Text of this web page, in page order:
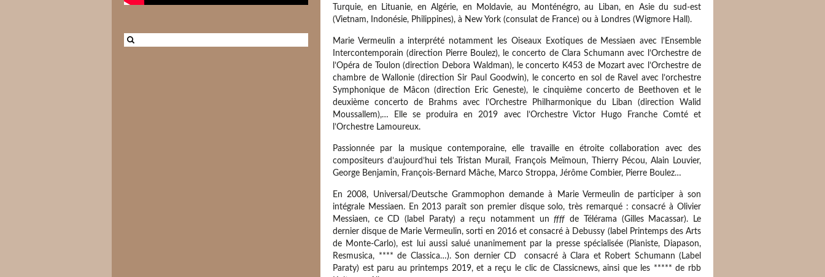
Turquie, en Lituanie, en Algérie, en Moldavie, au Monténégro, au Liban, en Asie du sud-est
(Vietnam, Indonésie, Philippines), à New York (consulat de France) ou à Londres (Wigmore Hall).
Marie Vermeulin a interprété notamment les Oiseaux Exotiques de Messiaen avec l’Ensemble
Intercontemporain (direction Pierre Boulez), le concerto de Clara Schumann avec l’Orchestre de
l’Opéra de Toulon (direction Debora Waldman), le concerto K453 de Mozart avec l’Orchestre de
chambre de Wallonie (direction Sir Paul Goodwin), le concerto en sol de Ravel avec l’orchestre
Symphonique de Mâcon (direction Eric Geneste), le cinquième concerto de Beethoven et le
deuxième concerto de Brahms avec l’Orchestre Philharmonique du Liban (direction Walid
Moussallem),… Elle se produira en 2019 avec l’Orchestre Victor Hugo Franche Comté et
l’Orchestre Lamoureux.
Passionnée par la musique contemporaine, elle travaille en étroite collaboration avec des
compositeurs d’aujourd’hui tels Tristan Murail, François Meïmoun, Thierry Pécou, Alain Louvier,
George Benjamin, François-Bernard Mâche, Marco Stroppa, Jérôme Combier, Pierre Boulez…
En 2008, Universal/Deutsche Grammophon demande à Marie Vermeulin de participer à son
intégrale Messiaen. En 2013 paraît son premier disque solo, très remarqué : consacré à Olivier
Messiaen, ce CD (label Paraty) a reçu notamment unffff de Télérama (Gilles Macassar). Le
dernier disque de Marie Vermeulin, sorti en 2016 et consacré à Debussy (label Printemps des Arts
de Monte-Carlo), est lui aussi salué unanimement par la presse spécialisée (Pianiste, Diapason,
Resmusica, **** de Classica…). Son dernier CD consacré à Clara et Robert Schumann (Label
Paraty) est paru au printemps 2019, et a reçu le clic de Classicnews, ainsi que les ***** de rbb